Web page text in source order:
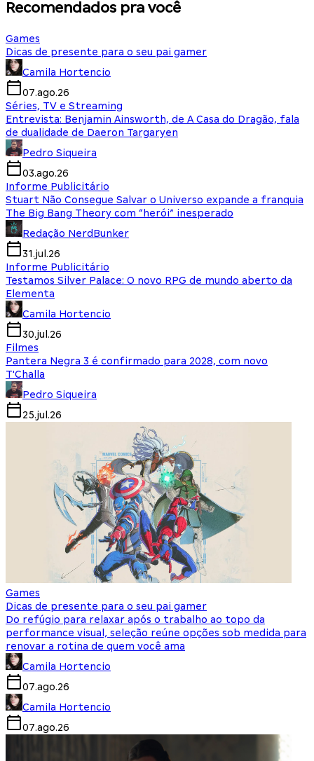
Recomendados pra você
Games
Dicas de presente para o seu pai gamer
Camila Hortencio
07.ago.26
Séries, TV e Streaming
Entrevista: Benjamin Ainsworth, de A Casa do Dragão, fala
de dualidade de Daeron Targaryen
Pedro Siqueira
03.ago.26
Informe Publicitário
Stuart Não Consegue Salvar o Universo expande a franquia
The Big Bang Theory com “herói” inesperado
Redação NerdBunker
31.jul.26
Informe Publicitário
Testamos Silver Palace: O novo RPG de mundo aberto da
Elementa
Camila Hortencio
30.jul.26
Filmes
Pantera Negra 3 é confirmado para 2028, com novo
T'Challa
Pedro Siqueira
25.jul.26
Games
Dicas de presente para o seu pai gamer
Do refúgio para relaxar após o trabalho ao topo da
performance visual, seleção reúne opções sob medida para
renovar a rotina de quem você ama
Camila Hortencio
07.ago.26
Camila Hortencio
07.ago.26